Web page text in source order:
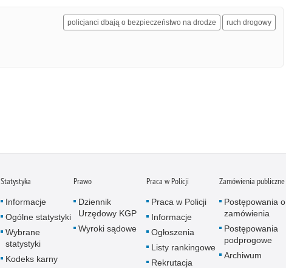
policjanci dbają o bezpieczeństwo na drodze ruch drogowy
Statystyka
Informacje
Ogólne statystyki
Wybrane
statystyki
Kodeks karny
Prawo
Dziennik
Urzędowy KGP
Wyroki sądowe
Praca w Policji
Praca w Policji
Informacje
Ogłoszenia
Listy rankingowe
Rekrutacja
Zamówienia publiczne
Postępowania o
zamówienia
Postępowania
podprogowe
Archiwum